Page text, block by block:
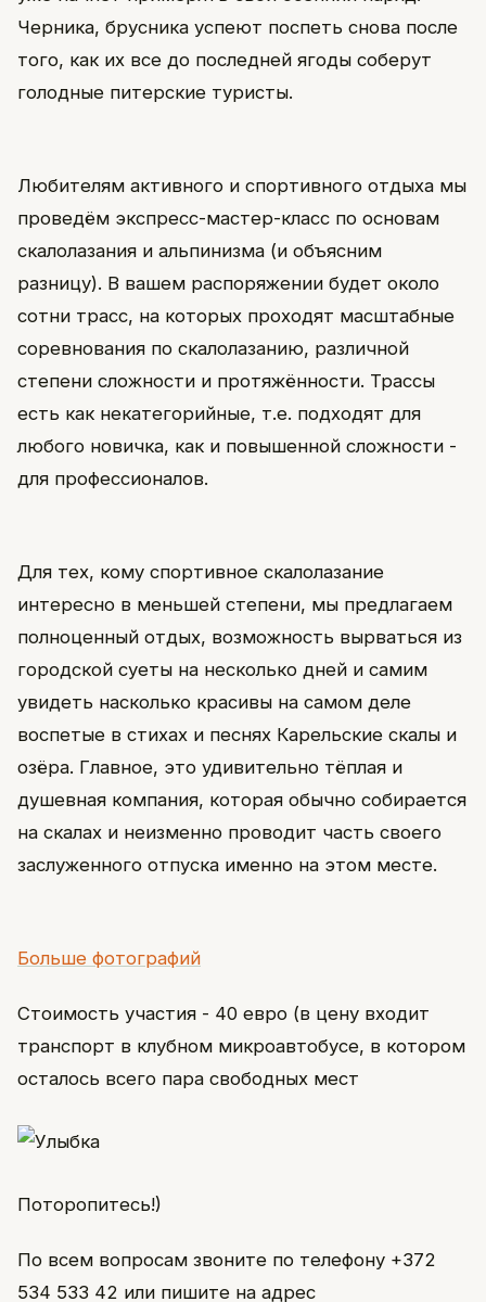
Черника, брусника успеют поспеть снова после
того, как их все до последней ягоды соберут
голодные питерские туристы.
Любителям активного и спортивного отдыха мы
проведём экспресс-мастер-класс по основам
скалолазания и альпинизма (и объясним
разницу). В вашем распоряжении будет около
сотни трасс, на которых проходят масштабные
соревнования по скалолазанию, различной
степени сложности и протяжённости. Трассы
есть как некатегорийные, т.е. подходят для
любого новичка, как и повышенной сложности -
для профессионалов.
Для тех, кому спортивное скалолазание
интересно в меньшей степени, мы предлагаем
полноценный отдых, возможность вырваться из
городской суеты на несколько дней и самим
увидеть насколько красивы на самом деле
воспетые в стихах и песнях Карельские скалы и
озёра. Главное, это удивительно тёплая и
душевная компания, которая обычно собирается
на скалах и неизменно проводит часть своего
заслуженного отпуска именно на этом месте.
Больше фотографий
Стоимость участия - 40 евро (в цену входит
транспорт в клубном микроавтобусе, в котором
осталось всего пара свободных мест
Поторопитесь!)
По всем вопросам звоните по телефону +372
534 533 42 или пишите на адрес